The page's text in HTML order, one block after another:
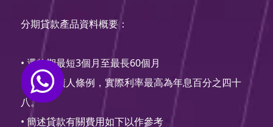
分期貸款產品資料概要：
• 還款期最短3個月至最長60個月
• 根據放債人條例，實際利率最高為年息百分之四十
八。
• 簡述貸款有關費用如下以作參考